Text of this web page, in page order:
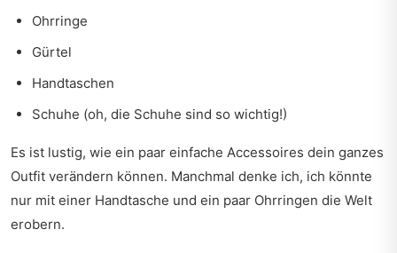
Ohrringe
Gürtel
Handtaschen
Schuhe (oh, die Schuhe sind so wichtig!)
Es ist lustig, wie ein paar einfache Accessoires dein ganzes
Outfit verändern können. Manchmal denke ich, ich könnte
nur mit einer Handtasche und ein paar Ohrringen die Welt
erobern.